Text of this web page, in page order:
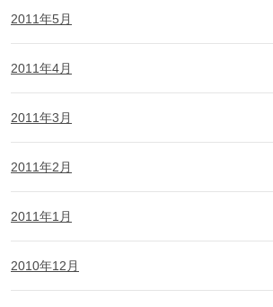
2011年5月
2011年4月
2011年3月
2011年2月
2011年1月
2010年12月